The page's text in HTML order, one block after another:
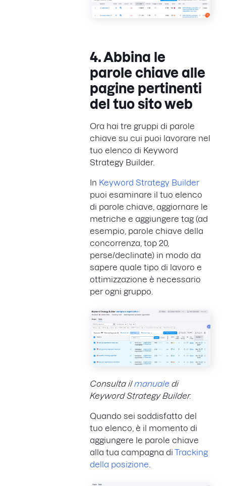
4. Abbina le
parole chiave alle
pagine pertinenti
del tuo sito web
Ora hai tre gruppi di parole
chiave su cui puoi lavorare nel
tuo elenco di Keyword
Strategy Builder.
In Keyword Strategy Builder
puoi esaminare il tuo elenco
di parole chiave, aggiornare le
metriche e aggiungere tag (ad
esempio, parole chiave della
concorrenza, top 20,
perse/declinate) in modo da
sapere quale tipo di lavoro e
ottimizzazione è necessario
per ogni gruppo.
Consulta ilmanuale di
Keyword Strategy Builder.
Quando sei soddisfatto del
tuo elenco, è il momento di
aggiungere le parole chiave
alla tua campagna di Tracking
della posizione